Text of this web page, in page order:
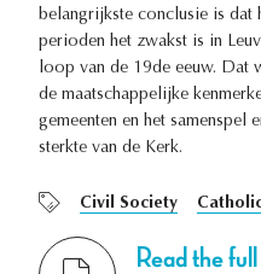
belangrijkste conclusie is dat
perioden het zwakst is in
loop van de 19de eeuw. Dat
de maatschappelijke
gemeenten en het samenspel
sterkte van de Kerk.
Civil Society
Read the